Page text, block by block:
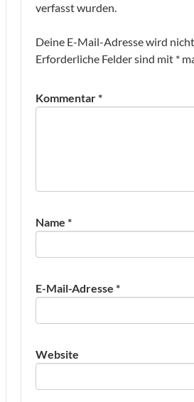
verfasst wurden.
Deine E-Mail-Adresse wird
Erforderliche Felder sind mit *
Kommentar*
Name *
E-Mail-Adresse *
Website